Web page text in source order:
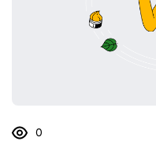
0